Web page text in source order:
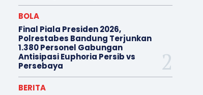
BOLA
Final Piala Presiden 2026,
Polrestabes Bandung Terjunkan
1.380 Personel Gabungan
Antisipasi Euphoria Persib vs
Persebaya
BERITA